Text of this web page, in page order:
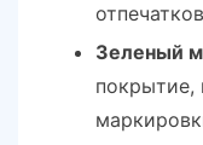
Зеленый
покрытие,